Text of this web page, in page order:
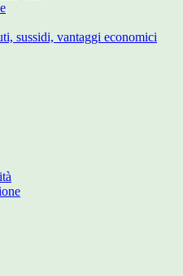
sussidi, vantaggi economici